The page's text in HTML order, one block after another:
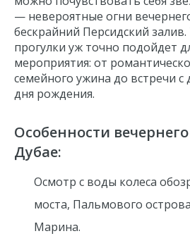
— невероятные огни
бескрайний Персидский
прогулки уж точно подойдет
мероприятия: от
семейного ужина до встречи с
дня рождения.
Особенности
Дубае:
Осмотр с воды колеса
моста, Пальмового
Марина.